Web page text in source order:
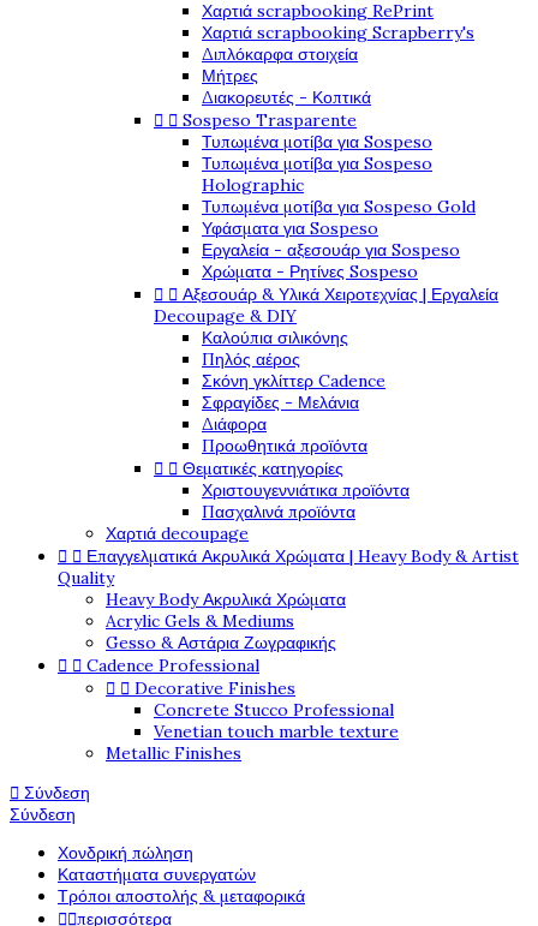
Χαρτιά scrapbooking RePrint
Χαρτιά scrapbooking Scrapberry's
Διπλόκαρφα στοιχεία
Μήτρες
Διακορευτές - Κοπτικά
  Sospeso Trasparente
Τυπωμένα μοτίβα για Sospeso
Τυπωμένα μοτίβα για Sospeso
Holographic
Τυπωμένα μοτίβα για Sospeso Gold
Υφάσματα για Sospeso
Εργαλεία - αξεσουάρ για Sospeso
Χρώματα - Ρητίνες Sospeso
  Αξεσουάρ & Υλικά Χειροτεχνίας | Εργαλεία
Decoupage & DIY
Καλούπια σιλικόνης
Πηλός αέρος
Σκόνη γκλίττερ Cadence
Σφραγίδες - Μελάνια
Διάφορα
Προωθητικά προϊόντα
  Θεματικές κατηγορίες
Χριστουγεννιάτικα προϊόντα
Πασχαλινά προϊόντα
Χαρτιά decoupage
  Επαγγελματικά Ακρυλικά Χρώματα | Heavy Body & Artist
Quality
Heavy Body Ακρυλικά Χρώματα
Acrylic Gels & Mediums
Gesso & Αστάρια Ζωγραφικής
  Cadence Professional
  Decorative Finishes
Concrete Stucco Professional
Venetian touch marble texture
Metallic Finishes
 Σύνδεση
Σύνδεση
Χονδρική πώληση
Καταστήματα συνεργατών
Τρόποι αποστολής & μεταφορικά
περισσότερα